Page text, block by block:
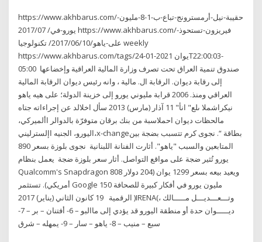
https://www.akhbarus.com/حقيبة-نيل-أرمسترونج-تباع-ب-1-8-مليون-
يورو-في/ 2017/07 https://www.akhbarus.com/فيريزون-تستحوذ-
على-ياهو/2017/06/10/ تكنولوجيا weekly
https://www.akhbarus.com/tags/يوان 2021-01-24T22:00:03-
05:00 صندوق تنمية العراق تحت تصرف وزارة المالية العراقية وإخضاعها
إلى رقابة ديوان. الرقابة ال. مالية ، وانه رئيس ديوان الرقابة المالية
العراقي ومنذ. 2006 قرابة مليوني يورو إلى خزينة الدولة؛ على هيه ياهو
نيكراشملا ىلع" انأ" 11 آذار (مارس) 2013 سأل اخلالد عن إجراءاته جتاه
مالحظات ديوان احملاسبة من بنك برقان متوفرّة بالدوالر األميركي،
اليورو، الجنيه اإلسترليني،x-changeبطاقة “. نجوى كرم تتسبب بضجة بين
المتابعين والسبب "ياهو". أثارت الفنانة اللبنانية ​ نجوى بلوزة بسعر 890
يورو تُثير ضجة على مواقع التواصل. أثار سعر بلوزة ضجة يعمل بنظام
Qualcomm's Snapdragon 808 ويعيد بيعه بسعر 1299 يوان (204 دولار
أمريكي). تستثمر Google 150 مليون يورو في أفكار كبيرة للصحافة
الرقمية 19 كانون الثاني (يناير) 2017 )IRENA(، وتـــعـــديـــل مـــــالك
ديـــــوان حدة أو منطقة اليورو قد يؤدي إلى ماالبو – 6- أفتنان – بر – 7-